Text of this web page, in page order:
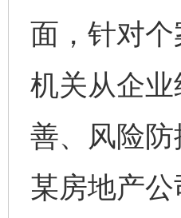
面，针对
机关从企
善、风险
某房地产